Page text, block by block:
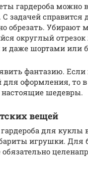
гардероба можно
задачей справится
обрезать. Убирают
округлый отрезок
и даже шортами или
фантазию.
оформления, то в
настоящие шедевры.
вещей
для куклы
игрушки. Для